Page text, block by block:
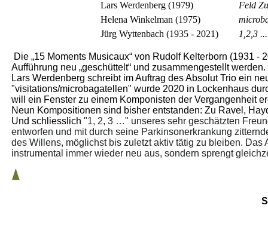
Lars Werdenberg (1979)
Feld
Helena Winkelman (1975)
Jürg Wyttenbach (1935 - 2021)
1,2,3
Die „15 Moments Musicaux“ von Rudolf Kelterborn (1931
Aufführung neu „geschüttelt“ und zusammengestellt
Lars Werdenberg schreibt im Auftrag des Absolut Trio ein
"visitations/microbagatellen" wurde 2020 in Lockenhaus
will ein Fenster zu einem Komponisten der Vergangenheit
Neun Kompositionen sind bisher entstanden: Zu Ravel,
Und schliesslich "1, 2, 3 …" unseres sehr geschätzten
entworfen und mit durch seine Parkinsonerkrankung
des Willens, möglichst bis zuletzt aktiv tätig zu bleiben.
instrumental immer wieder neu aus, sondern sprengt